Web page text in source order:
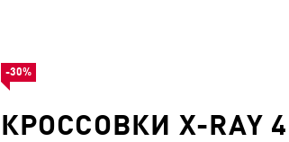
КРОССОВКИ X-RAY 4
-30%